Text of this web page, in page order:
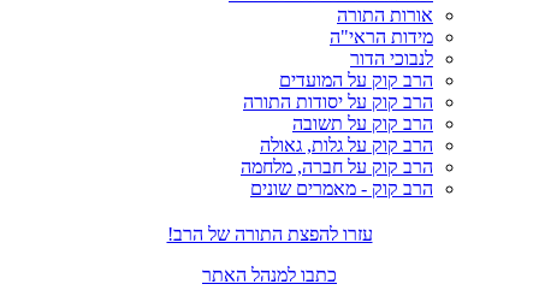
אורות התורה
מידות הראי"ה
לנבוכי הדור
הרב קוק על המועדים
הרב קוק על יסודות התורה
הרב קוק על תשובה
הרב קוק על גלות, גאולה
הרב קוק על חברה, מלחמה
הרב קוק - מאמרים שונים
עזרו להפצת התורה של הרב!
כתבו למנהל האתר